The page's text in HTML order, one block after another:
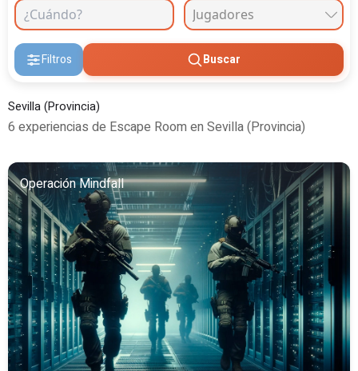
Filtros Buscar
Sevilla (Provincia)
6 experiencias de Escape Room en Sevilla (Provincia)
Operación Mindfall